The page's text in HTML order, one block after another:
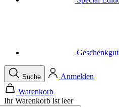
Ihr Warenkorb ist leer
Menü Schließen
Suche
Warenkorb